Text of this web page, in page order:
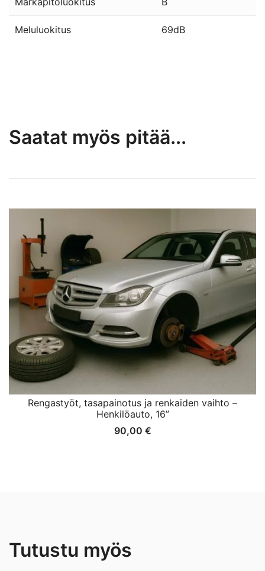
Meluluokitus 69dB
Saatat myös pitää...
Rengastyöt, tasapainotus ja renkaiden vaihto –
Henkilöauto, 16”
90,00 €
Tutustu myös